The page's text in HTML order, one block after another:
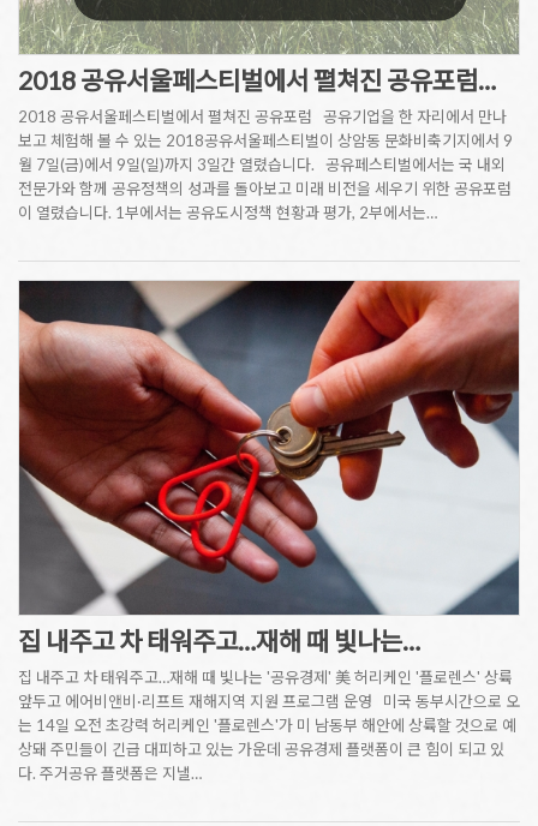
2018 공유서울페스티벌에서 펼쳐진 공유포럼…
2018 공유서울페스티벌에서 펼쳐진 공유포럼 공유기업을 한 자리에서 만나
보고 체험해 볼 수 있는 2018공유서울페스티벌이 상암동 문화비축기지에서 9
월 7일(금)에서 9일(일)까지 3일간 열렸습니다. 공유페스티벌에서는 국 내외
전문가와 함께 공유정책의 성과를 돌아보고 미래 비전을 세우기 위한 공유포럼
이 열렸습니다. 1부에서는 공유도시정책 현황과 평가, 2부에서는…
집 내주고 차 태워주고…재해 때 빛나는…
집 내주고 차 태워주고…재해 때 빛나는 '공유경제' 美 허리케인 '플로렌스' 상륙
앞두고 에어비앤비·리프트 재해지역 지원 프로그램 운영 미국 동부시간으로 오
는 14일 오전 초강력 허리케인 '플로렌스'가 미 남동부 해안에 상륙할 것으로 예
상돼 주민들이 긴급 대피하고 있는 가운데 공유경제 플랫폼이 큰 힘이 되고 있
다. 주거공유 플랫폼은 지낼…